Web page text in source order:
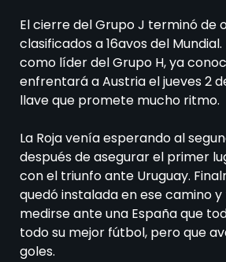
El cierre del Grupo J terminó de
clasificados a 16avos del
como líder del Grupo H, ya
enfrentará a Austria el jueves 2
llave que promete mucho ritmo.
La Roja venía esperando al
después de asegurar el primer
con el triunfo ante Uruguay.
quedó instalada en ese camino
medirse ante una España que
todo su mejor fútbol, pero que
goles.